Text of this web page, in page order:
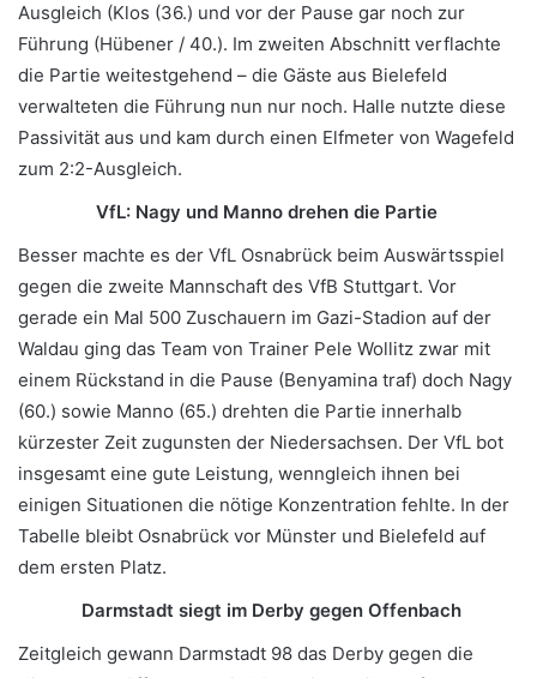
Ausgleich (Klos (36.) und vor der Pause gar noch zur
Führung (Hübener / 40.). Im zweiten Abschnitt verflachte
die Partie weitestgehend – die Gäste aus Bielefeld
verwalteten die Führung nun nur noch. Halle nutzte diese
Passivität aus und kam durch einen Elfmeter von Wagefeld
zum 2:2-Ausgleich.
VfL: Nagy und Manno drehen die Partie
Besser machte es der VfL Osnabrück beim Auswärtsspiel
gegen die zweite Mannschaft des VfB Stuttgart. Vor
gerade ein Mal 500 Zuschauern im Gazi-Stadion auf der
Waldau ging das Team von Trainer Pele Wollitz zwar mit
einem Rückstand in die Pause (Benyamina traf) doch Nagy
(60.) sowie Manno (65.) drehten die Partie innerhalb
kürzester Zeit zugunsten der Niedersachsen. Der VfL bot
insgesamt eine gute Leistung, wenngleich ihnen bei
einigen Situationen die nötige Konzentration fehlte. In der
Tabelle bleibt Osnabrück vor Münster und Bielefeld auf
dem ersten Platz.
Darmstadt siegt im Derby gegen Offenbach
Zeitgleich gewann Darmstadt 98 das Derby gegen die